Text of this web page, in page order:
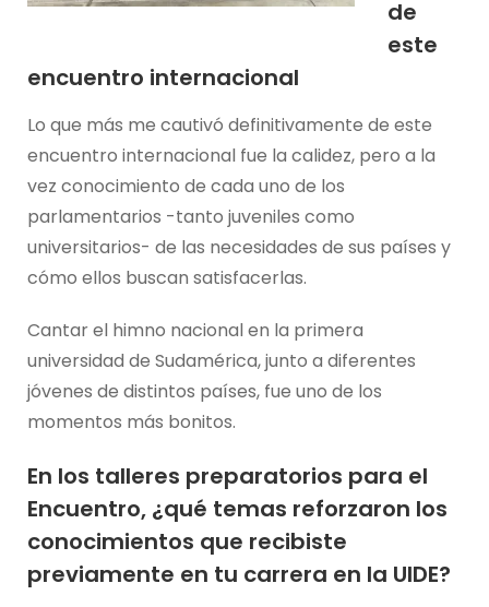
de
este
encuentro internacional
Lo que más me cautivó definitivamente de este
encuentro internacional fue la calidez, pero a la
vez conocimiento de cada uno de los
parlamentarios -tanto juveniles como
universitarios- de las necesidades de sus países y
cómo ellos buscan satisfacerlas.
Cantar el himno nacional en la primera
universidad de Sudamérica, junto a diferentes
jóvenes de distintos países, fue uno de los
momentos más bonitos.
En los talleres preparatorios para el
Encuentro, ¿qué temas reforzaron los
conocimientos que recibiste
previamente en tu carrera en la UIDE?